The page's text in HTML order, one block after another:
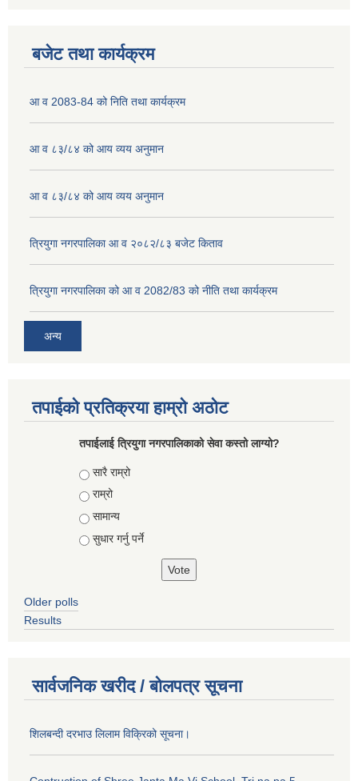
बजेट तथा कार्यक्रम
आ व 2083-84 को निति तथा कार्यक्रम
आ व ८३/८४ को आय व्यय अनुमान
आ व ८३/८४ को आय व्यय अनुमान
त्रियुगा नगरपालिका आ व २०८२/८३ बजेट किताव
त्रियुगा नगरपालिका को आ व 2082/83 को नीति तथा कार्यक्रम
अन्य
तपाईको प्रतिक्रया हाम्रो अठोट
तपाईलाई त्रियुगा नगरपालिकाको सेवा कस्तो लाग्यो?
Choices
सारै राम्रो
राम्रो
सामान्य
सुधार गर्नु पर्ने
Older polls
Results
सार्वजनिक खरीद / बोलपत्र सूचना
शिलबन्दी दरभाउ लिलाम विक्रिको सूचना।